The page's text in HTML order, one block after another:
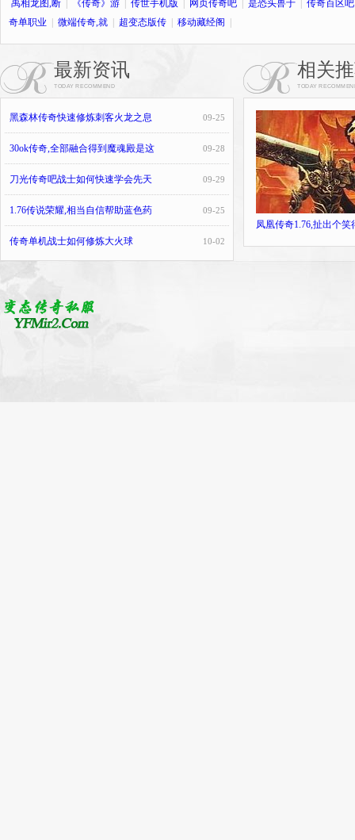
禹相龙图,断 《传奇》游 传世手机版 网页传奇吧 是恐头兽于
传奇百区吧
奇单职业
微端传奇,就 超变态版传 移动藏经阁
最新资讯
TODAY RECOMMEND
09-25
黑森林传奇快速修炼刺客火龙之息
09-28
30ok传奇,全部融合得到魔魂殿是这
09-29
刀光传奇吧战士如何快速学会先天
09-25
1.76传说荣耀,相当自信帮助蓝色药
10-02
传奇单机战士如何修炼大火球
相关
TODAY
凤凰传奇1.76,扯出个笑